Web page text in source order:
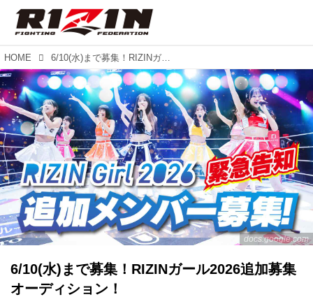
HOME 6/10(水)まで募集！RIZINガール2026追加募集オーディション！
docs.google.com
6/10(水)まで募集！RIZINガール2026追加募集
オーディション！